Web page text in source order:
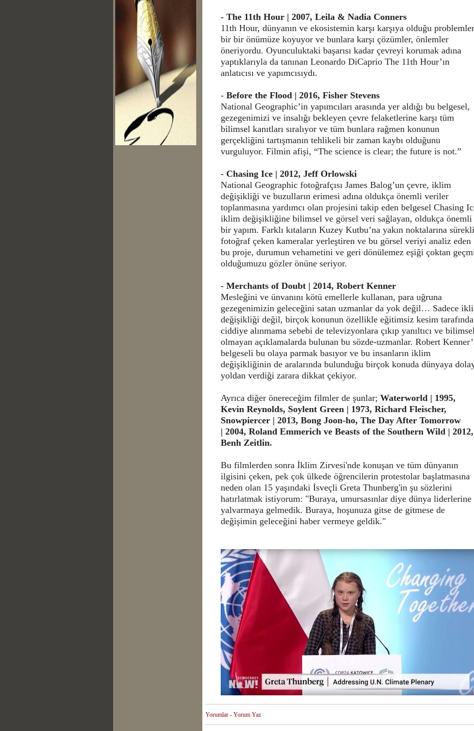
- The 11th Hour | 2007, Leila & Nadia Conners
11th Hour, dünyanın ve ekosistemin karşı karşıya olduğu
bir bir önümüze koyuyor ve bunlara karşı çözümler, önlemler
öneriyordu. Oyunculuktaki başarısı kadar çevreyi korumak adına
yaptıklarıyla da tanınan Leonardo DiCaprio The 11th Hour’ın
anlatıcısı ve yapımcısıydı.
- Before the Flood | 2016, Fisher Stevens
National Geographic’in yapımcıları arasında yer aldığı bu belgesel,
gezegenimizi ve insalığı bekleyen çevre felaketlerine karşı tüm
bilimsel kanıtları sıralıyor ve tüm bunlara rağmen konunun
gerçekliğini tartışmanın tehlikeli bir zaman kaybı olduğunu
vurguluyor. Filmin afişi, “The science is clear; the future is not.”
- Chasing Ice | 2012, Jeff Orlowski
National Geographic fotoğrafçısı James Balog’un çevre, iklim
değişikliği ve buzulların erimesi adına oldukça önemli veriler
toplanmasına yardımcı olan projesini takip eden belgesel Chasing
iklim değişikliğine bilimsel ve görsel veri sağlayan, oldukça önemli
bir yapım. Farklı kıtaların Kuzey Kutbu’na yakın noktalarına sürekli
fotoğraf çeken kameralar yerleştiren ve bu görsel veriyi analiz eden
bu proje, durumun vehametini ve geri dönülemez eşiği çoktan
olduğumuzu gözler önüne seriyor.
- Merchants of Doubt | 2014, Robert Kenner
Mesleğini ve ünvanını kötü emellerle kullanan, para uğruna
gezegenimizin geleceğini satan uzmanlar da yok değil… Sadece
değişikliği değil, birçok konunun özellikle eğitimsiz kesim
ciddiye alınmama sebebi de televizyonlara çıkıp yanıltıcı ve bilimsel
olmayan açıklamalarda bulunan bu sözde-uzmanlar. Robert
belgeseli bu olaya parmak basıyor ve bu insanların iklim
değişikliğinin de aralarında bulunduğu birçok konuda dünyaya
yoldan verdiği zarara dikkat çekiyor.
Ayrıca diğer önereceğim filmler de şunlar; Waterworld | 1995,
Kevin Reynolds, Soylent Green | 1973, Richard Fleischer,
Snowpiercer | 2013, Bong Joon-ho, The Day After Tomorrow
| 2004, Roland Emmerich ve Beasts of the Southern Wild | 2012,
Benh Zeitlin.
Bu filmlerden sonra İklim Zirvesi'nde konuşan ve tüm dünyanın
ilgisini çeken, pek çok ülkede öğrencilerin protestolar başlatmasına
neden olan 15 yaşındaki İsveçli Greta Thunberg'in şu sözlerini
hatırlatmak istiyorum: "Buraya, umursasınlar diye dünya liderlerine
yalvarmaya gelmedik. Buraya, hoşunuza gitse de gitmese de
değişimin geleceğini haber vermeye geldik."
Yorumlar - Yorum Yaz